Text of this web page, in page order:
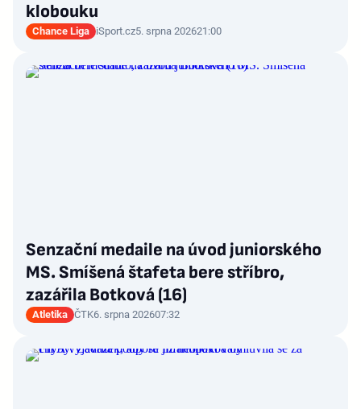
klobouku
Chance Liga iSport.cz5. srpna 202621:00
Senzační medaile na úvod juniorského
MS. Smíšená štafeta bere stříbro,
zazářila Botková (16)
Atletika ČTK6. srpna 202607:32